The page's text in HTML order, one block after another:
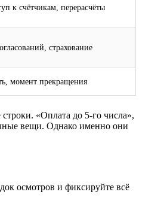
к счётчикам, перерасчёты
страхование
момент прекращения
«Оплата до 5‑го числа»,
вещи. Однако именно они
осмотров и фиксируйте всё